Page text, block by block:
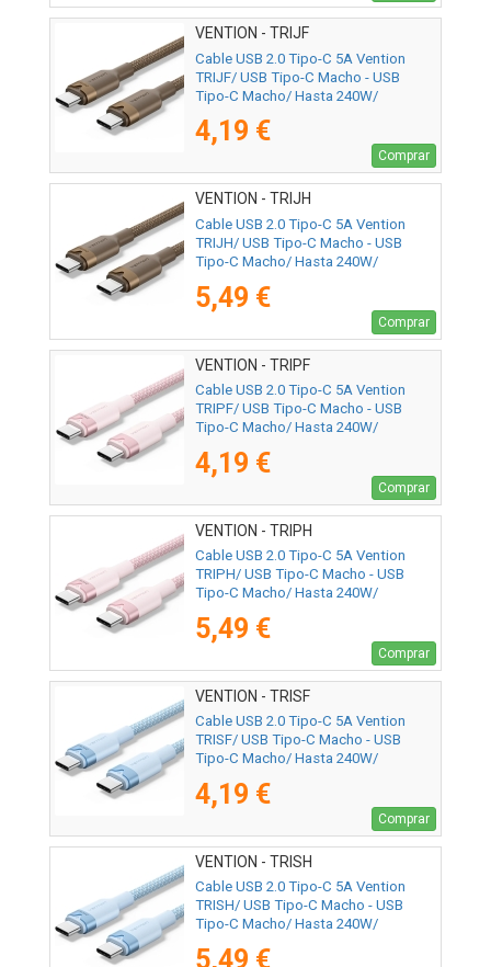
VENTION - TRIJF
Cable USB 2.0 Tipo-C 5A Vention
TRIJF/ USB Tipo-C Macho - USB
Tipo-C Macho/ Hasta 240W/
4,19 €
Comprar
VENTION - TRIJH
Cable USB 2.0 Tipo-C 5A Vention
TRIJH/ USB Tipo-C Macho - USB
Tipo-C Macho/ Hasta 240W/
5,49 €
Comprar
VENTION - TRIPF
Cable USB 2.0 Tipo-C 5A Vention
TRIPF/ USB Tipo-C Macho - USB
Tipo-C Macho/ Hasta 240W/
4,19 €
Comprar
VENTION - TRIPH
Cable USB 2.0 Tipo-C 5A Vention
TRIPH/ USB Tipo-C Macho - USB
Tipo-C Macho/ Hasta 240W/
5,49 €
Comprar
VENTION - TRISF
Cable USB 2.0 Tipo-C 5A Vention
TRISF/ USB Tipo-C Macho - USB
Tipo-C Macho/ Hasta 240W/
4,19 €
Comprar
VENTION - TRISH
Cable USB 2.0 Tipo-C 5A Vention
TRISH/ USB Tipo-C Macho - USB
Tipo-C Macho/ Hasta 240W/
5,49 €